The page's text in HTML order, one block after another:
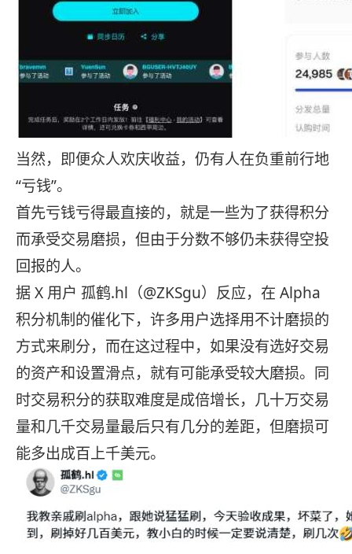
当然，即便众人欢庆收益，仍有人在负重前行地
“亏钱”。
首先亏钱亏得最直接的，就是一些为了获得积分
而承受交易磨损，但由于分数不够仍未获得空投
回报的人。
据 X 用户 孤鹤.hl（@ZKSgu）反应，在 Alpha
积分机制的催化下，许多用户选择用不计磨损的
方式来刷分，而在这过程中，如果没有选好交易
的资产和设置滑点，就有可能承受较大磨损。同
时交易积分的获取难度是成倍增长，几十万交易
量和几千交易量最后只有几分的差距，但磨损可
能多出成百上千美元。